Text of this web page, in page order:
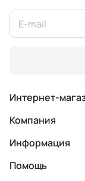
Интернет-
Компания
Информация
Помощь